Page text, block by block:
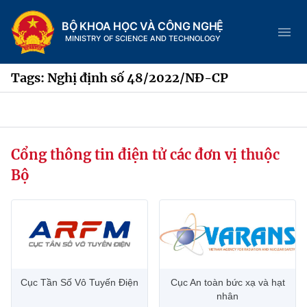
BỘ KHOA HỌC VÀ CÔNG NGHỆ
MINISTRY OF SCIENCE AND TECHNOLOGY
Trang chủ
Chức năng nhiệm vụ
Tin tức sự kiện
Hệ thống văn bản
Tags: Nghị định số 48/2022/NĐ-CP
Cổng thông tin điện tử các đơn vị thuộc
Bộ
Cục Tần Số Vô Tuyến Điện
Cục An toàn bức xạ và hạt
nhân